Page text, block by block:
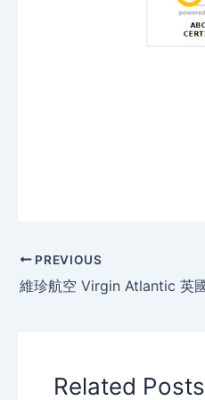
PREVIOUS
Related Posts